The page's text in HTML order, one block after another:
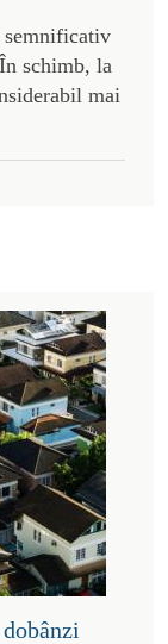
semnificativ
schimb, la
mai